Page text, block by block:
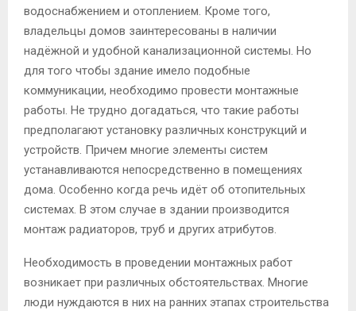
водоснабжением и отоплением. Кроме того,
владельцы домов заинтересованы в наличии
надёжной и удобной канализационной системы. Но
для того чтобы здание имело подобные
коммуникации, необходимо провести монтажные
работы. Не трудно догадаться, что такие работы
предполагают установку различных конструкций и
устройств. Причем многие элементы систем
устанавливаются непосредственно в помещениях
дома. Особенно когда речь идёт об отопительных
системах. В этом случае в здании производится
монтаж радиаторов, труб и других атрибутов.
Необходимость в проведении монтажных работ
возникает при различных обстоятельствах. Многие
люди нуждаются в них на ранних этапах строительства